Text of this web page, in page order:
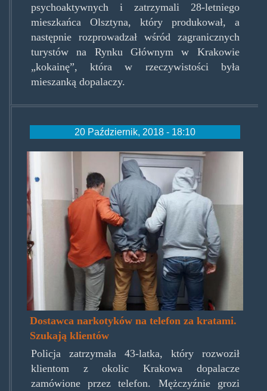
psychoaktywnych i zatrzymali 28-letniego
mieszkańca Olsztyna, który produkował, a
następnie rozprowadzał wśród zagranicznych
turystów na Rynku Głównym w Krakowie
„kokainę”, która w rzeczywistości była
mieszanką dopalaczy.
20 Październik, 2018 - 18:10
Dostawca narkotyków na telefon za kratami.
Szukają klientów
Policja zatrzymała 43-latka, który rozwoził
klientom z okolic Krakowa dopalacze
zamówione przez telefon. Mężczyźnie grozi